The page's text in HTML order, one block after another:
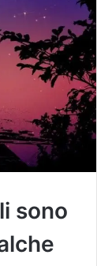
sono